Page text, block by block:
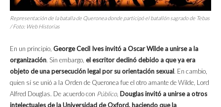
Representación de la batalla de Queronea donde participó el batallón sagrado de Tebas
/ Foto: Web Historias
En un principio, George Cecil Ives invitó a Oscar Wilde a unirse a la
organización. Sin embargo, el escritor declinó debido a que ya era
objeto de una persecución legal por su orientación sexual. En cambio,
quien sí se unió a la Orden de Queronea fue el otro amante de Wilde, Lord
Alfred Douglas. De acuerdo con Público, Douglas invitó a unirse a otros
intelectuales de la Universidad de Oxford, haciendo que la